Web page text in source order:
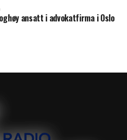
ansatt i advokatfirma i Oslo